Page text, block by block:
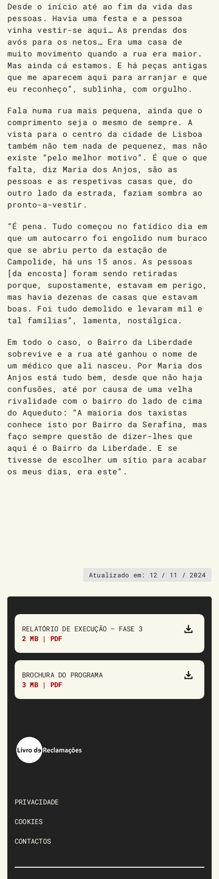
Desde o início até ao fim da vida das
pessoas. Havia uma festa e a pessoa
vinha vestir-se aqui… As prendas dos
avós para os netos… Era uma casa de
muito movimento quando a rua era maior.
Mas ainda cá estamos. E há peças antigas
que me aparecem aqui para arranjar e que
eu reconheço”, sublinha, com orgulho.
Fala numa rua mais pequena, ainda que o
comprimento seja o mesmo de sempre. A
vista para o centro da cidade de Lisboa
também não tem nada de pequenez, mas não
existe “pelo melhor motivo”. É que o que
falta, diz Maria dos Anjos, são as
pessoas e as respetivas casas que, do
outro lado da estrada, faziam sombra ao
pronto-a-vestir.
“É pena. Tudo começou no fatídico dia em
que um autocarro foi engolido num buraco
que se abriu perto da estação de
Campolide, há uns 15 anos. As pessoas
[da encosta] foram sendo retiradas
porque, supostamente, estavam em perigo,
mas havia dezenas de casas que estavam
boas. Foi tudo demolido e levaram mil e
tal famílias”, lamenta, nostálgica.
Em todo o caso, o Bairro da Liberdade
sobrevive e a rua até ganhou o nome de
um médico que ali nasceu. Por Maria dos
Anjos está tudo bem, desde que não haja
confusões, até por causa de uma velha
rivalidade com o bairro do lado de cima
do Aqueduto: “A maioria dos taxistas
conhece isto por Bairro da Serafina, mas
faço sempre questão de dizer-lhes que
aqui é o Bairro da Liberdade. E se
tivesse de escolher um sítio para acabar
os meus dias, era este”.
Atualizado em: 12 / 11 / 2024
RELATÓRIO DE EXECUÇÃO – FASE 3
2 MB | PDF
BROCHURA DO PROGRAMA
3 MB | PDF
PRIVACIDADE
COOKIES
CONTACTOS